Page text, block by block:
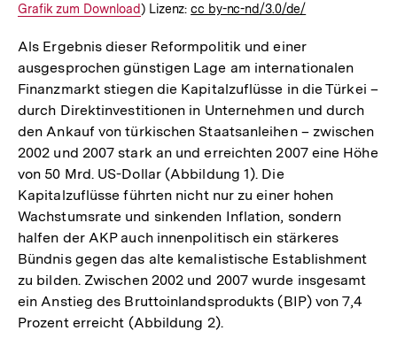
Grafik zum Download) Lizenz:cc by-nc-nd/3.0/de/
Als Ergebnis dieser Reformpolitik und einer
ausgesprochen günstigen Lage am internationalen
Finanzmarkt stiegen die Kapitalzuflüsse in die Türkei –
durch Direktinvestitionen in Unternehmen und durch
den Ankauf von türkischen Staatsanleihen – zwischen
2002 und 2007 stark an und erreichten 2007 eine Höhe
von 50 Mrd. US-Dollar (Abbildung 1). Die
Kapitalzuflüsse führten nicht nur zu einer hohen
Wachstumsrate und sinkenden Inflation, sondern
halfen der AKP auch innenpolitisch ein stärkeres
Bündnis gegen das alte kemalistische Establishment
zu bilden. Zwischen 2002 und 2007 wurde insgesamt
ein Anstieg des Bruttoinlandsprodukts (BIP) von 7,4
Prozent erreicht (Abbildung 2).